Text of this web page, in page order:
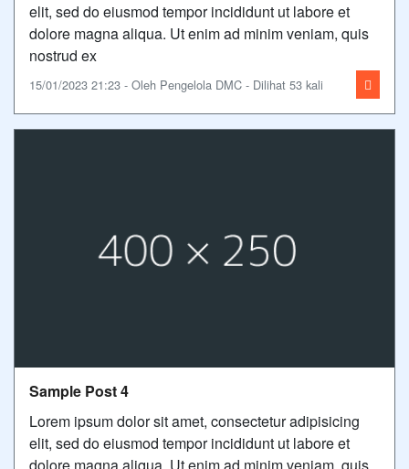
elit, sed do eiusmod tempor incididunt ut labore et
dolore magna aliqua. Ut enim ad minim veniam, quis
nostrud ex
15/01/2023 21:23 - Oleh Pengelola DMC - Dilihat 53 kali
Sample Post 4
Lorem ipsum dolor sit amet, consectetur adipisicing
elit, sed do eiusmod tempor incididunt ut labore et